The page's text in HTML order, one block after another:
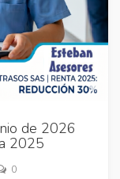
de 2026
2025
0